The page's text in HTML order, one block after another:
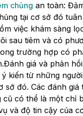
chủng an toàn:
tại cơ sở đó
việc khám sàng
sau tiêm và có
trường hợp có
giá và phản
kiến từ những
sở đó. Các đánh
cũ có thể là một chỉ
và độ tin cậy của